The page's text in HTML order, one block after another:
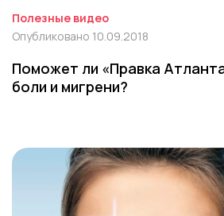
Полезные видео
Опубликовано 10.09.2018
Поможет ли «Правка
боли и мигрени?